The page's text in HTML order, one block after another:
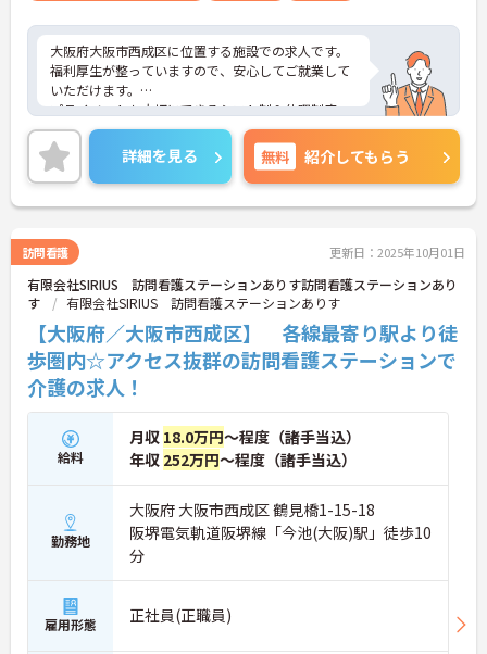
大阪府大阪市西成区に位置する施設での求人です。
福利厚生が整っていますので、安心してご就業して
いただけます。
プライベートも大切にできるシフト制＆休暇制度
有！無理なく長く働けます。
丁寧な研修とフォロー体制で、経験に関わらず安心
してスタートできます。
ご興味のある方には、面接対策ポイントなど、さら
に詳細をお話しいたしますので、お気軽にご相談く
詳細を見る 無料 紹介してもらう
訪問看護 更新日：2025年10月01日
有限会社SIRIUS 訪問看護ステーションありす訪問看護ステーションあり
す
有限会社SIRIUS 訪問看護ステーションありす
【大阪府／大阪市西成区】 各線最寄り駅より徒
歩圏内☆アクセス抜群の訪問看護ステーションで
介護の求人！
給料
月収 18.0万円～程度（諸手当込）
年収 252万円～程度（諸手当込）
勤務地
大阪府 大阪市西成区 鶴見橋1-15-18
阪堺電気軌道阪堺線「今池(大阪)駅」徒歩10
分
雇用形態 正社員(正職員)